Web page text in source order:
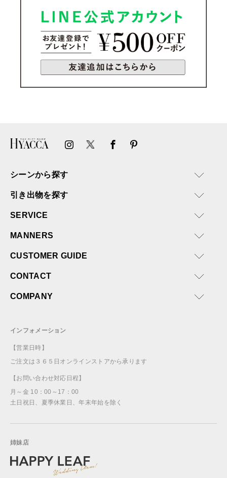
シーンから探す
引き出物を探す
SERVICE
MANNERS
CUSTOMER GUIDE
CONTACT
COMPANY
インフォメーション
【営業日時】
ご注文は３６５日オンラインストアから承ります
【お問い合わせ対応日程】
月～金 10：00～17：00
土日祝日、夏季休業日、年末年始を除く
姉妹店